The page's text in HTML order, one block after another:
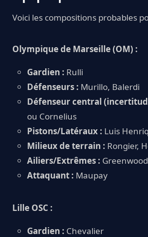
Voici les compositions probables
Olympique de Marseille (OM) :
Gardien : Rulli
Défenseurs : Murillo, Balerdi
Défenseur central
ou Cornelius
Pistons/Latéraux : Luis
Milieux de terrain : Rongier,
Ailiers/Extrêmes :
Attaquant : Maupay
Lille OSC :
Gardien : Chevalier